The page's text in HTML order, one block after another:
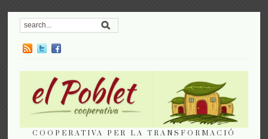
COOPERATIVA PER LA TRANSFORMACIÓ